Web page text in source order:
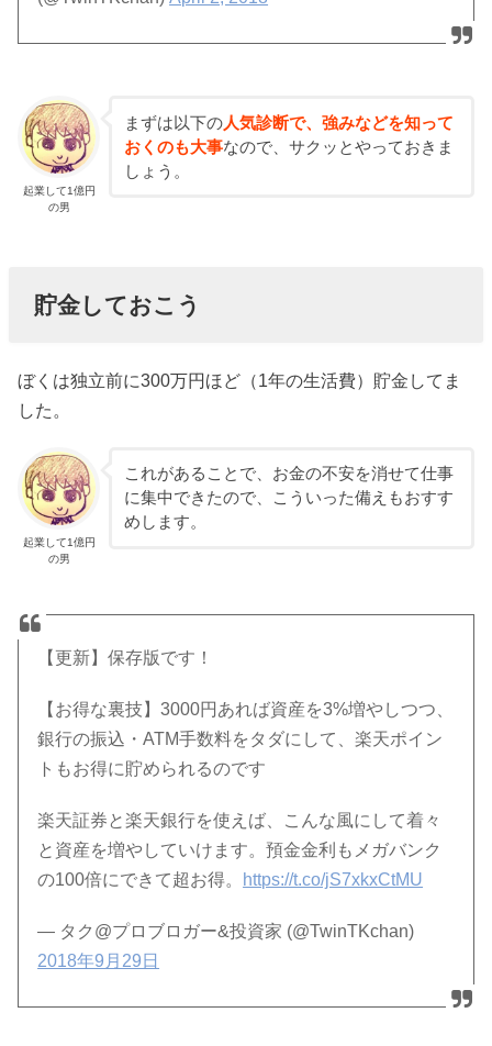
起業して1億円
の男
まずは以下の人気診断で、強みなどを知って
おくのも大事なので、サクッとやっておきま
しょう。
貯金しておこう
ぼくは独立前に300万円ほど（1年の生活費）貯金してま
した。
起業して1億円
の男
これがあることで、お金の不安を消せて仕事
に集中できたので、こういった備えもおすす
めします。
【更新】保存版です！
【お得な裏技】3000円あれば資産を3%増やしつつ、
銀行の振込・ATM手数料をタダにして、楽天ポイン
トもお得に貯められるのです
楽天証券と楽天銀行を使えば、こんな風にして着々
と資産を増やしていけます。預金金利もメガバンク
の100倍にできて超お得。
https://t.co/jS7xkxCtMU
— タク@プロブロガー&投資家 (@TwinTKchan)
2018年9月29日